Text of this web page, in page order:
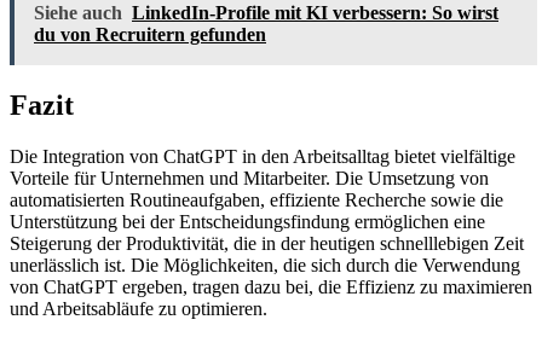
Siehe auch LinkedIn-Profile mit KI verbessern: So wirst
du von Recruitern gefunden
Fazit
Die Integration von ChatGPT in den Arbeitsalltag bietet vielfältige
Vorteile für Unternehmen und Mitarbeiter. Die Umsetzung von
automatisierten Routineaufgaben, effiziente Recherche sowie die
Unterstützung bei der Entscheidungsfindung ermöglichen eine
Steigerung der Produktivität, die in der heutigen schnelllebigen Zeit
unerlässlich ist. Die Möglichkeiten, die sich durch die Verwendung
von ChatGPT ergeben, tragen dazu bei, die Effizienz zu maximieren
und Arbeitsabläufe zu optimieren.